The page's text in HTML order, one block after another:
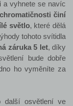
a vyhnete se navíc
činí
světlo, které dělá
tohoto svítidla
záruka 5 let, díky
bude dobře
ho vyměníte za
další osvětlení ve